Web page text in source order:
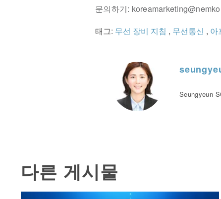
문의하기:
태그: 무선 장비 지침 , 무선통신 , 아
Seungyeun
다른 게시물